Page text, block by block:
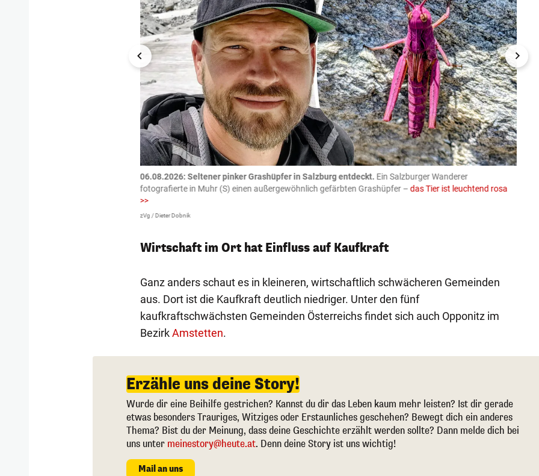
06.08.2026: Seltener pinker Grashüpfer in Salzburg entdeckt. Ein Salzburger Wanderer
fotografierte in Muhr (S) einen außergewöhnlich gefärbten Grashüpfer – das Tier ist leuchtend rosa
>>
zVg / Dieter Dobnik
Wirtschaft im Ort hat Einfluss auf Kaufkraft
Ganz anders schaut es in kleineren, wirtschaftlich schwächeren Gemeinden
aus. Dort ist die Kaufkraft deutlich niedriger. Unter den fünf
kaufkraftschwächsten Gemeinden Österreichs findet sich auch Opponitz im
BezirkAmstetten.
Erzähle uns deine Story!
Wurde dir eine Beihilfe gestrichen? Kannst du dir das Leben kaum mehr leisten? Ist dir gerade
etwas besonders Trauriges, Witziges oder Erstaunliches geschehen? Bewegt dich ein anderes
Thema? Bist du der Meinung, dass deine Geschichte erzählt werden sollte? Dann melde dich bei
uns unter meinestory@heute.at. Denn deine Story ist uns wichtig!
Mail an uns